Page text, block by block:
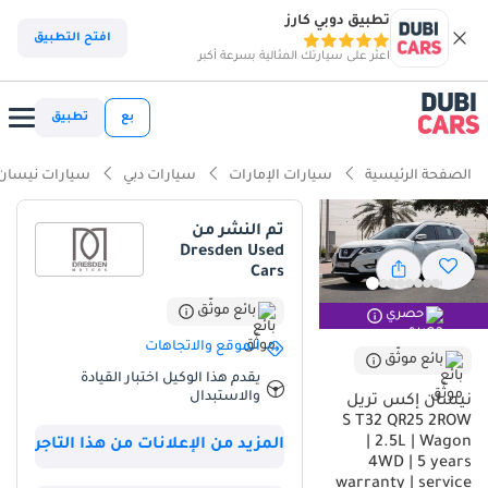
تطبيق دوبي كارز
اعثر على سيارتك المثالية بسرعة أكبر
افتح التطبيق
بع تطبيق
الصفحة الرئيسية سيارات الإمارات سيارات دبي سيارات
حصري
بائع موثّق
نيسان إكس تريل
S T32 QR25 2ROW
| 2.5L | Wagon
4WD | 5 years
تم النشر من
Dresden Used
Cars
بائع موثّق
الموقع والاتجاهات
يقدم هذا الوكيل اختبار القيادة
والاستبدال
المزيد من الإعلانات من هذا التاجر
ذكاء دوبي كارز
ذكاء دوبيكارز
تصنيف السلامة 5 نجوم من NCAP
أقل معدل استهلاك في فئته
أكبر خزان وقود في فئته
ملخص
ممتازًا للمشترين في دول مجلس التعاون الخليجي، إذ تُقدم تجربة قيادة
شبه جديدة مع معدل استهلاك وقود أقل بكثير من المتوسط الإقليمي
لعمرها. بلونها الأبيض، تُصنف ضمن فئة الألوان الأكثر رواجًا في الشرق